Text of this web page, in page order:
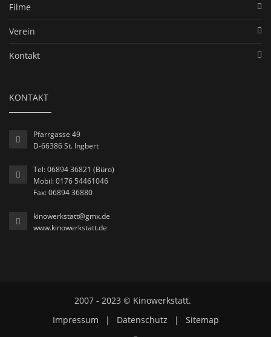
Filme
Verein
Kontakt
KONTAKT
Pfarrgasse 49
D-66386 St. Ingbert
Tel: 06894 36821 (Büro)
Mobil: 0176 54461046
Fax: 06894 36880
kinowerkstatt@gmx.de
www.kinowerkstatt.de
2007 - 2023 © Kinowerkstatt.
Impressum
| Datenschutz | Sitemap